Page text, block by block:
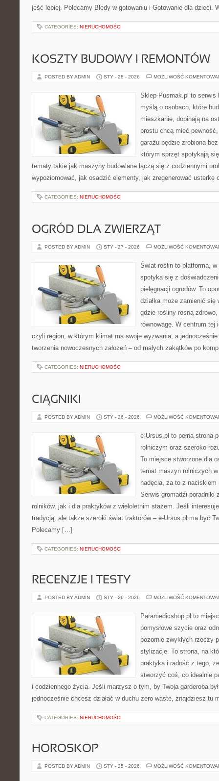
jeść lepiej. Polecamy Błędy w gotowaniu i Gotowanie dla
CATEGORIES: NIERUCHOMOŚCI
KOSZTY BUDOWY I REMONTÓW
POSTED BY ADMIN STY - 28 - 2026 MOŻLIWOŚĆ
Sklep-Pusmak.pl to serwis
myślą o osobach, które
mieszkanie, dopinają na
prostu chcą mieć
garażu będzie zrobiona
którym sprzęt spotykają
tematy takie jak maszyny budowlane łączą się z codziennymi
wypoziomować, jak osadzić elementy, jak zregenerować usterkę
CATEGORIES: NIERUCHOMOŚCI
OGRÓD DLA ZWIERZĄT
POSTED BY ADMIN STY - 27 - 2026 MOŻLIWOŚĆ
Świat roślin to platforma,
spotyka się z
pielęgnacji ogrodów. To
działka może zamienić się
gdzie rośliny rosną
równowagę. W centrum
czyli region, w którym klimat ma swoje wyzwania, a
tworzenia nowoczesnych założeń – od małych zakątków po
CATEGORIES: NIERUCHOMOŚCI
CIĄGNIKI
POSTED BY ADMIN STY - 26 - 2026 MOŻLIWOŚĆ
e-Ursus.pl to pełna strona
rolniczym oraz szeroko
To miejsce stworzone dla
temat maszyn rolniczych
nadęcia, za to z
Serwis gromadzi poradniki
rolników, jak i dla praktyków z wieloletnim stażem. Jeśli
tradycją, ale także szeroki świat traktorów – e-Ursus.pl ma być
Polecamy […]
CATEGORIES: NIERUCHOMOŚCI
RECENZJE I TESTY
POSTED BY ADMIN STY - 26 - 2026 MOŻLIWOŚĆ
Paramedicshop.pl to
pomysłowe szycie oraz
pozornie zwykłych rzeczy
stylizacje. To strona, na
praktyka i radość z tego,
stworzyć coś, co idealnie
i codziennego życia. Jeśli marzysz o tym, by Twoja garderoba
jednocześnie chcesz działać w duchu zero waste, znajdziesz tu
CATEGORIES: NIERUCHOMOŚCI
HOROSKOP
POSTED BY ADMIN STY - 25 - 2026 MOŻLIWOŚĆ